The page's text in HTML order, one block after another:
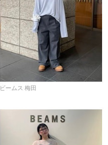
ビームス 梅田